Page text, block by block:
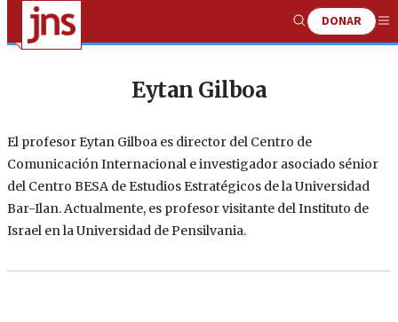
Show
Search
DONAR
Eytan Gilboa
El profesor Eytan Gilboa es director del Centro de
Comunicación Internacional e investigador asociado sénior
del Centro BESA de Estudios Estratégicos de la Universidad
Bar-Ilan. Actualmente, es profesor visitante del Instituto de
Israel en la Universidad de Pensilvania.